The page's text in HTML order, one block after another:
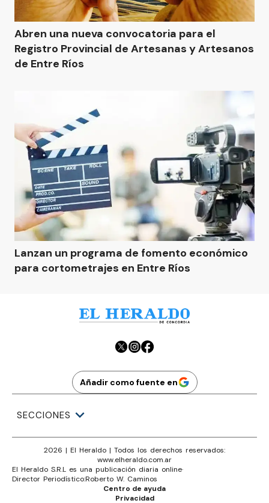
Abren una nueva convocatoria para el
Registro Provincial de Artesanas y Artesanos
de Entre Ríos
Lanzan un programa de fomento económico
para cortometrajes en Entre Ríos
Añadir como fuente en
SECCIONES
2026 | El Heraldo | Todos los derechos reservados:
www.elheraldo.com.ar
El Heraldo S.R.L es una publicación diaria online·
Director Periodístico:Roberto W. Caminos
Privacidad
Centro de ayuda